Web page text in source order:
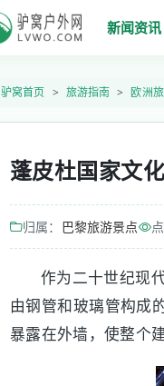
新闻资讯
驴窝首页 旅游指南 欧洲
蓬皮杜国家文
归属： 巴黎旅游景点
作为二十世纪现
由钢管和玻璃管构成
暴露在外墙，使整个